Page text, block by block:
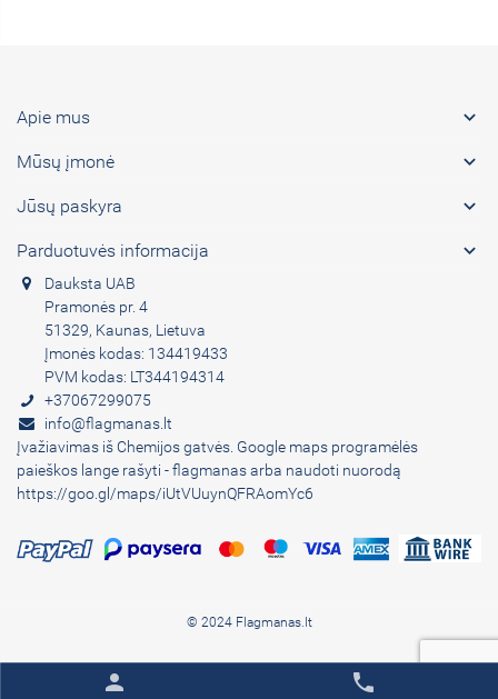
person phone
Apie mus 
Mūsų įmonė 
Jūsų paskyra 
Parduotuvės informacija 
Dauksta UAB
Pramonės pr. 4
51329, Kaunas, Lietuva
Įmonės kodas: 134419433
PVM kodas: LT344194314
+37067299075
info@flagmanas.lt
Įvažiavimas iš Chemijos gatvės. Google maps programėlės
paieškos lange rašyti - flagmanas arba naudoti nuorodą
https://goo.gl/maps/iUtVUuynQFRAomYc6
© 2024 Flagmanas.lt